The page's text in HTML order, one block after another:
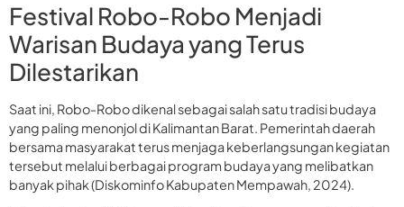
Festival Robo-Robo Menjadi
Warisan Budaya yang Terus
Dilestarikan
Saat ini, Robo-Robo dikenal sebagai salah satu tradisi budaya
yang paling menonjol di Kalimantan Barat. Pemerintah daerah
bersama masyarakat terus menjaga keberlangsungan kegiatan
tersebut melalui berbagai program budaya yang melibatkan
banyak pihak (Diskominfo Kabupaten Mempawah, 2024).